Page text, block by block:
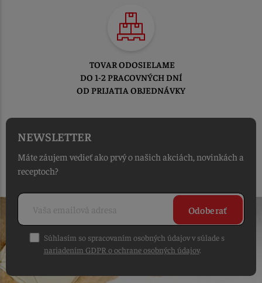
TOVAR ODOSIELAME
DO 1-2 PRACOVNÝCH DNÍ
OD PRIJATIA OBJEDNÁVKY
NEWSLETTER
Máte záujem vedieť ako prvý o našich akciách, novinkách a
receptoch?
Odoberať
Súhlasím so spracovaním osobných údajov v súlade s
nariadením GDPR o ochrane osobných údajov.